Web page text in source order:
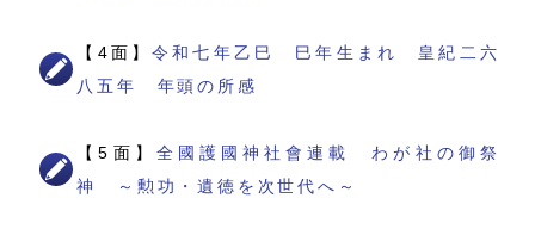
【4面】令和七年乙巳 巳年生まれ 皇紀二六
八五年 年頭の所感
【5面】 全國護國神社會連載 わが社の御祭
神 ～勲功・遺徳を次世代へ～